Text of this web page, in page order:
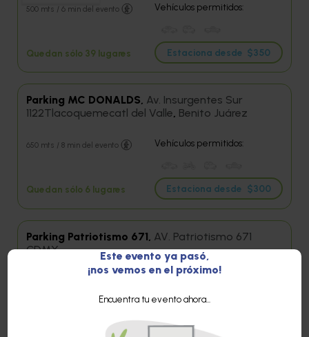
500 mts / 6 min del evento
Quedan sólo 39 lugares
Vehículos permitidos:
Estaciona desde $350
Parking MC DONALDS, Av. Insurgentes Sur
1122Tlacoquemecatl del Valle, Benito Juárez
650 mts / 8 min del evento
Quedan sólo 6 lugares
Vehículos permitidos:
Estaciona desde $300
Parking Patriotismo 671, AV. Patriotismo 671
CDMX
Estacionamiento con servicios de valet.
850 mts / 10 min del evento Vehículos permitidos:
Este evento ya pasó,
¡nos vemos en el próximo!
Encuentra tu evento ahora...